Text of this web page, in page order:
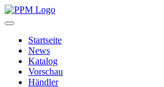
Startseite
News
Katalog
Vorschau
Händler